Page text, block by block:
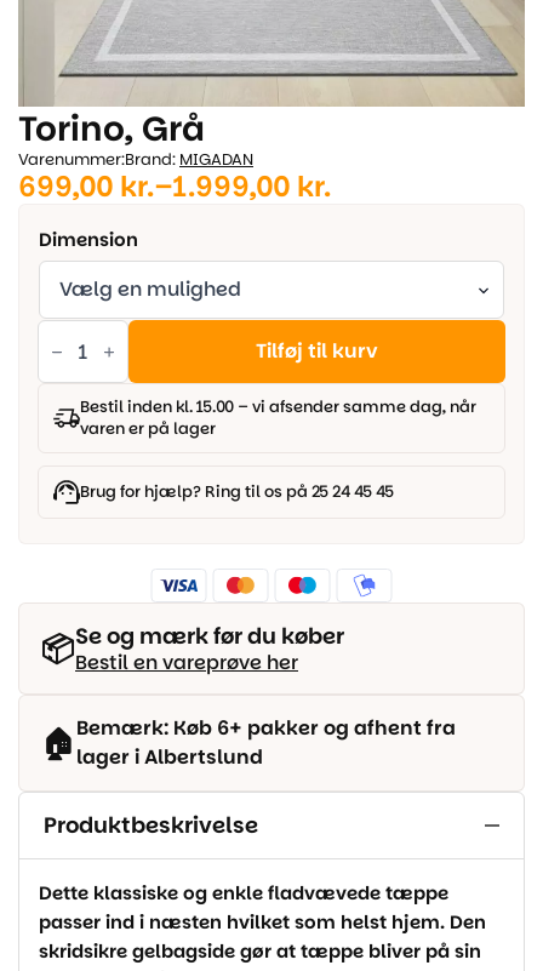
Torino, Grå
Varenummer:Brand: MIGADAN
699,00 kr.–1.999,00 kr.
Prisinterval:
699,00 kr.
til
1.999,00 kr.
Dimension
Torino,
Grå
antal
Tilføj til kurv
Bestil inden kl. 15.00 – vi afsender samme dag, når
varen er på lager
Brug for hjælp? Ring til os på 25 24 45 45
📦Se og mærk før du køber
Bestil en vareprøve her
🏠 Bemærk: Køb 6+ pakker og afhent fra
lager i Albertslund
Produktbeskrivelse
Dette klassiske og enkle fladvævede tæppe
passer ind i næsten hvilket som helst hjem. Den
skridsikre gelbagside gør at tæppe bliver på sin